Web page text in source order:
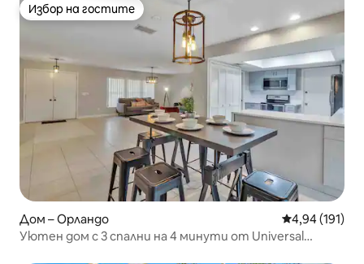
Избор на гостите
Избор на гостите
Дом – Орландо Средна
4,94 (191)
Уютен дом с 3 спални на 4 минути от Universal